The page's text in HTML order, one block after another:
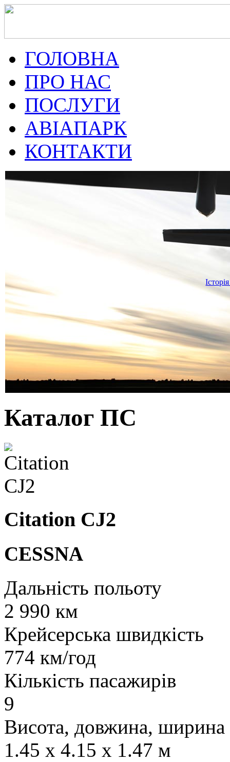
ГОЛОВНА
ПРО НАС
ПОСЛУГИ
АВІАПАРК
КОНТАКТИ
Каталог ПС
Citation CJ2
CESSNA
Дальність польоту
2 990 км
Крейсерська швидкість
774 км/год
Кількість пасажирів
9
Висота, довжина, ширина
1.45 x 4.15 x 1.47 м